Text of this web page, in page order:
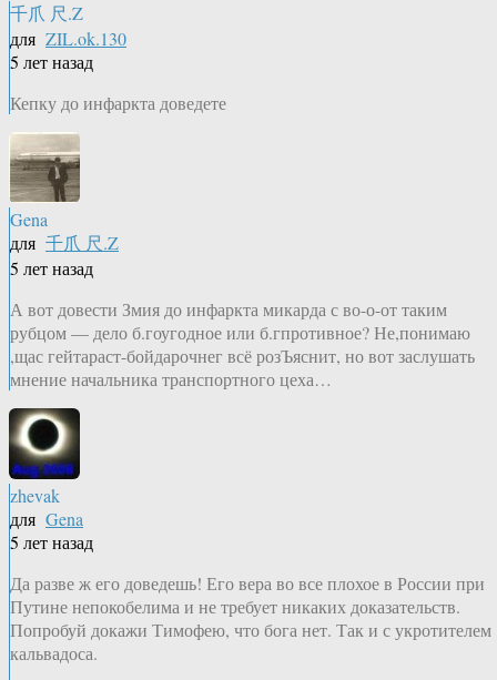
千爪 尺.Z
для ZIL.ok.130
5 лет назад
Кепку до инфаркта доведете
Gena
для 千爪 尺.Z
5 лет назад
А вот довести Змия до инфаркта микарда с во-о-от таким
рубцом — дело б.гоугодное или б.гпротивное? Не,понимаю
,щас гейтараст-бойдарочнег всё розЪяснит, но вот заслушать
мнение начальника транспортного цеха…
zhevak
для Gena
5 лет назад
Да разве ж его доведешь! Его вера во все плохое в России при
Путине непокобелима и не требует никаких доказательств.
Попробуй докажи Тимофею, что бога нет. Так и с укротителем
кальвадоса.